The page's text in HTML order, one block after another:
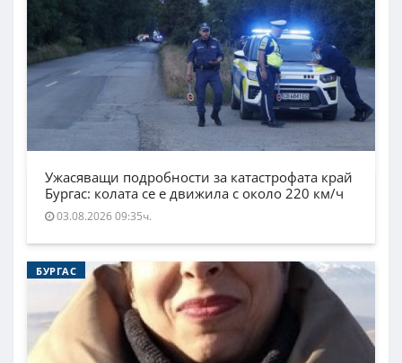
Ужасяващи подробности за катастрофата край
Бургас: колата се е движила с около 220 км/ч
03.08.2026 09:35ч.
БУРГАС